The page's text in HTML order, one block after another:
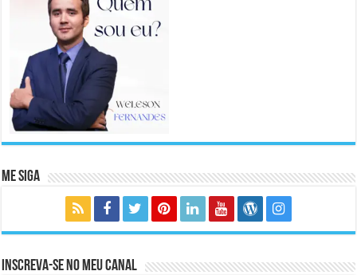
Me Siga
Inscreva-se no meu canal